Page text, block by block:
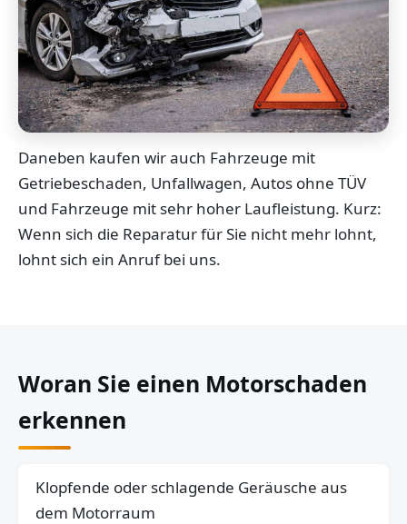
Daneben kaufen wir auch Fahrzeuge mit
Getriebeschaden, Unfallwagen, Autos ohne TÜV
und Fahrzeuge mit sehr hoher Laufleistung. Kurz:
Wenn sich die Reparatur für Sie nicht mehr lohnt,
lohnt sich ein Anruf bei uns.
Woran Sie einen Motorschaden
erkennen
Klopfende oder schlagende Geräusche aus
dem Motorraum